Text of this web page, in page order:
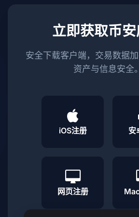
立即获取币
安全下载客户端，交易数据
资产与信息安全。
iOS注册 安
网页注册